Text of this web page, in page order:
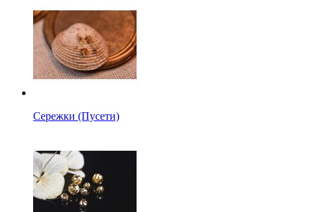
Сережки (Пусети)